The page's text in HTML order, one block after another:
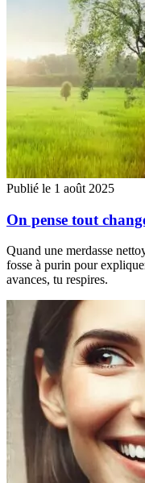
Publié le 1 août 2025
On pense tout
Quand une merdasse
fosse à purin pour
avances, tu respires.